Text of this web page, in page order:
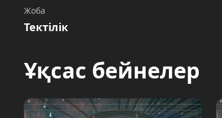
Жоба
Тектілік
Ұқсас бейнелер